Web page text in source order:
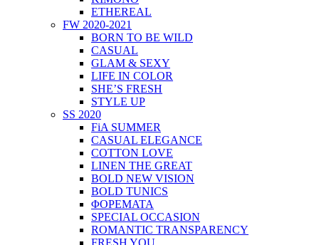
ETHEREAL
FW 2020-2021
BORN TO BE WILD
CASUAL
GLAM & SEXY
LIFE IN COLOR
SHE’S FRESH
STYLE UP
SS 2020
FiA SUMMER
CASUAL ELEGANCE
COTTON LOVE
LINEN THE GREAT
BOLD NEW VISION
BOLD TUNICS
ΦΟΡΕΜΑΤΑ
SPECIAL OCCASION
ROMANTIC TRANSPARENCY
FRESH YOU